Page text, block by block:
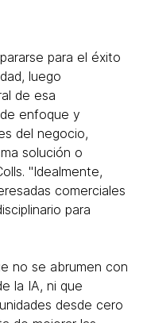
para el éxito
luego
de esa
enfoque y
del negocio,
solución o
"Idealmente,
comerciales
para
no se abrumen con
la IA, ni que
desde cero